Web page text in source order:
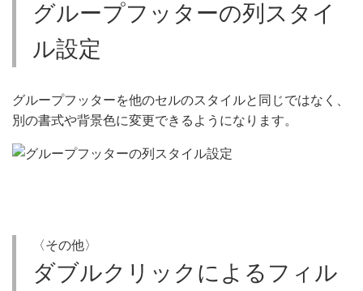
グループフッターの列スタイ
ル設定
グループフッターを他のセルのスタイルと同じではなく、
別の書式や背景色に変更できるようになります。
〈その他〉
ダブルクリックによるフィル